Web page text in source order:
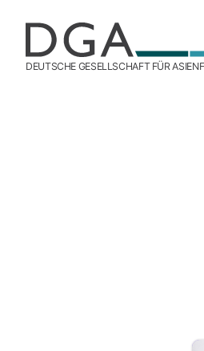
DEUTSCHE GESELLSCHAFT FÜR